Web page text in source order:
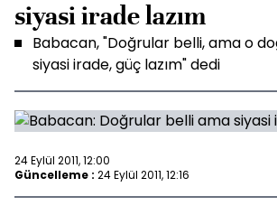
siyasi irade lazım
Babacan, "Doğrular belli, ama o
siyasi irade, güç lazım" dedi
24 Eylül 2011, 12:00
Güncelleme : 24 Eylül 2011, 12:16